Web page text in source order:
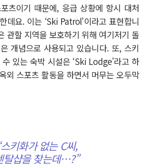
츠이기 때문에, 응급 상황에 항시 대처
데요. 이는 ‘Ski Patrol’이라고 표현합니
관할 지역을 보호하기 위해 여기저기 돌
개념으로 사용되고 있습니다. 또, 스키
있는 숙박 시설은 ‘Ski Lodge’라고 하
외 스포츠 활동을 하면서 머무는 오두막
스키화가 없는 C씨,
탈샵을 찾는데…?”